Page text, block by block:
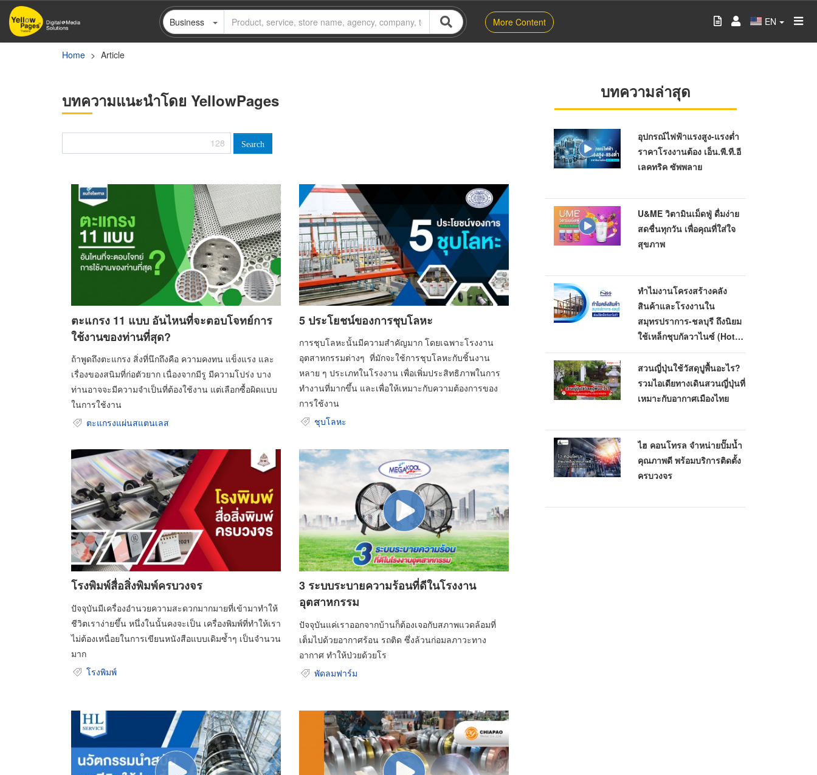
Skip
main
Business More Content EN
Home Article
บทความแนะนำโดย YellowPages
128 Search
ตะแกรง 11 แบบ อันไหนที่จะตอบโจทย์การ
ใช้งานของท่านที่สุด?
ถ้าพูดถึงตะแกรง สิ่งที่นึกถึงคือ ความคงทน แข็งแรง และ
เรื่องของสนิมที่ก่อตัวยาก เนื่องจากมีรู มีความโปร่ง บาง
ท่านอาจจะมีความจำเป็นที่ต้องใช้งาน แต่เลือกซื้อผิดแบบ
ในการใช้งาน
ตะแกรงแผ่นสแตนเลส
5 ประโยชน์ของการชุบโลหะ
การชุบโลหะนั้นมีความสำคัญมาก โดยเฉพาะโรงงาน
อุตสาหกรรมต่างๆ ที่มักจะใช้การชุบโลหะกับชิ้นงาน
หลาย ๆ ประเภทในโรงงาน เพื่อเพิ่มประสิทธิภาพในการ
ทำงานที่มากขึ้น และเพื่อให้เหมาะกับความต้องการของ
การใช้งาน
ชุบโลหะ
โรงพิมพ์สื่อสิ่งพิมพ์ครบวงจร
ปัจจุบันมีเครื่องอำนวยความสะดวกมากมายที่เข้ามาทำให้
ชีวิตเราง่ายขึ้น หนึ่งในนั้นคงจะเป็น เครื่องพิมพ์ที่ทำให้เรา
ไม่ต้องเหนื่อยในการเขียนหนังสือแบบเดิมซ้ำๆ เป็นจำนวน
มาก
โรงพิมพ์
3 ระบบระบายความร้อนที่ดีในโรงงาน
อุตสาหกรรม
ปัจจุบันแค่เราออกจากบ้านก็ต้องเจอกับสภาพแวดล้อมที่
เต็มไปด้วยอากาศร้อน รถติด ซึ่งล้วนก่อมลภาวะทาง
อากาศ ทำให้ป่วยด้วยโร
พัดลมฟาร์ม
บทความล่าสุด
อุปกรณ์ไฟฟ้าแรงสูง-แรงต่ำ
ราคาโรงงานต้อง เอ็น.พี.ที.อี
เลคทริค ซัพพลาย
U&ME วิตามินเม็ดฟู่ ดื่มง่าย
สดชื่นทุกวัน เพื่อคุณที่ใส่ใจ
สุขภาพ
ทำไมงานโครงสร้างคลัง
สินค้าและโรงงานใน
สมุทรปราการ-ชลบุรี ถึงนิยม
ใช้เหล็กชุบกัลวาไนซ์ (Hot-
Dip Galvanized)
สวนญี่ปุ่นใช้วัสดุปูพื้นอะไร?
รวมไอเดียทางเดินสวนญี่ปุ่นที่
เหมาะกับอากาศเมืองไทย
ไฮ คอนโทรล จำหน่ายปั๊มน้ำ
คุณภาพดี พร้อมบริการติดตั้ง
ครบวงจร